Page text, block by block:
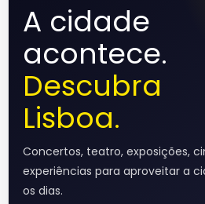
A cidade
acontece.
Descubra
Lisboa.
Concertos, teatro, exposições,
experiências para aproveitar a
os dias.